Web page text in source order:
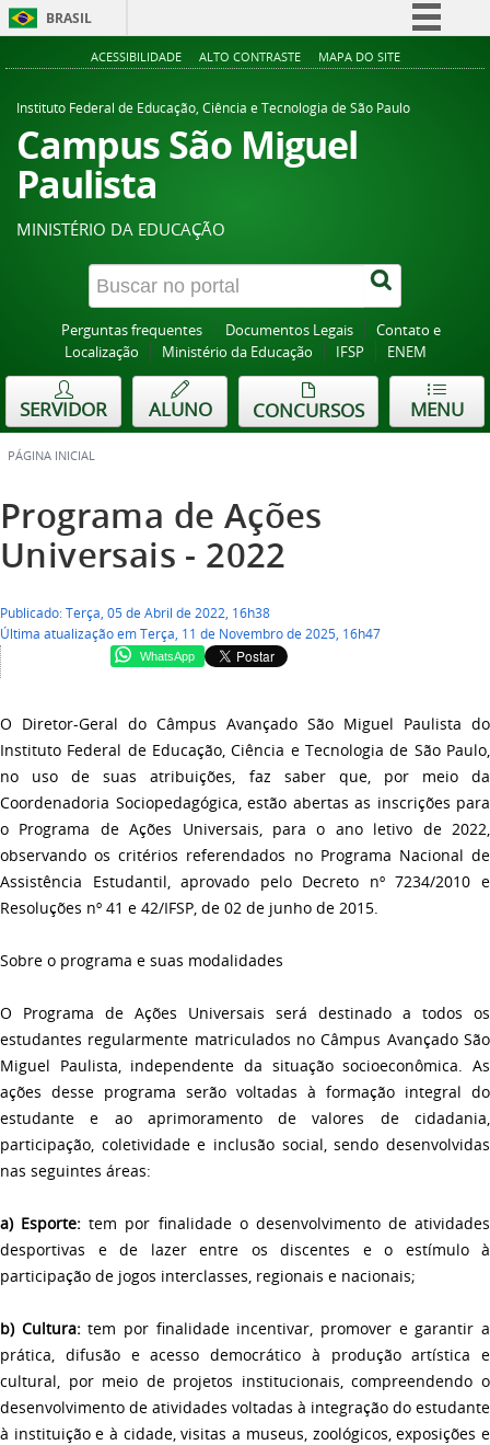
BRASIL
Simplifique!
Acesso à informação
ACESSIBILIDADE ALTO CONTRASTE MAPA DO SITE
Instituto Federal de Educação, Ciência e Tecnologia de São Paulo
Campus São Miguel
Paulista
MINISTÉRIO DA EDUCAÇÃO
Perguntas frequentes Documentos Legais
Contato e
Localização
Ministério da Educação IFSP ENEM
PÁGINA INICIAL
SERVIDOR ALUNO CONCURSOS MENU
Programa de Ações
Universais - 2022
Publicado: Terça, 05 de Abril de 2022, 16h38
Última atualização em Terça, 11 de Novembro de 2025, 16h47
WhatsApp
O Diretor-Geral do Câmpus Avançado São Miguel Paulista do
Instituto Federal de Educação, Ciência e Tecnologia de São Paulo,
no uso de suas atribuições, faz saber que, por meio da
Coordenadoria Sociopedagógica, estão abertas as inscrições para
o Programa de Ações Universais, para o ano letivo de 2022,
observando os critérios referendados no Programa Nacional de
Assistência Estudantil, aprovado pelo Decreto nº 7234/2010 e
Resoluções nº 41 e 42/IFSP, de 02 de junho de 2015.
Sobre o programa e suas modalidades
O Programa de Ações Universais será destinado a todos os
estudantes regularmente matriculados no Câmpus Avançado São
Miguel Paulista, independente da situação socioeconômica. As
ações desse programa serão voltadas à formação integral do
estudante e ao aprimoramento de valores de cidadania,
participação, coletividade e inclusão social, sendo desenvolvidas
nas seguintes áreas:
a) Esporte: tem por finalidade o desenvolvimento de atividades
desportivas e de lazer entre os discentes e o estímulo à
participação de jogos interclasses, regionais e nacionais;
b) Cultura:tem por finalidade incentivar, promover e garantir a
prática, difusão e acesso democrático à produção artística e
cultural, por meio de projetos institucionais, compreendendo o
desenvolvimento de atividades voltadas à integração do estudante
à instituição e à cidade, visitas a museus, zoológicos, exposições e